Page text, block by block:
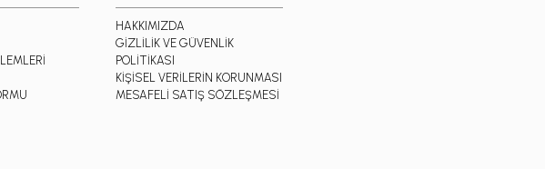
HAKKIMIZDA
GİZLİLİK VE GÜVENLİK
POLİTİKASI
KİŞİSEL VERİLERİN KORUNMASI
MESAFELİ SATIŞ SÖZLEŞMESİ